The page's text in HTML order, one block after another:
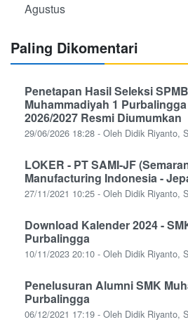
Agustus
Paling Dikomentari
Penetapan Hasil Seleksi
Muhammadiyah 1
2026/2027 Resmi Diumumkan
29/06/2026 18:28 - Oleh Didik Riyanto,
LOKER - PT SAMI-JF
Manufacturing Indonesia -
27/11/2021 10:25 - Oleh Didik Riyanto,
Download Kalender 2024 -
Purbalingga
10/11/2023 20:10 - Oleh Didik Riyanto,
Penelusuran Alumni SMK
Purbalingga
06/12/2021 17:19 - Oleh Didik Riyanto,